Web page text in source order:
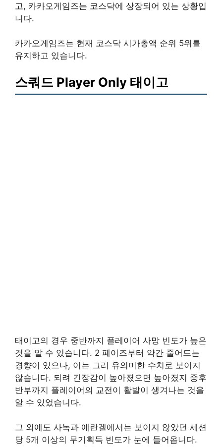
고, 카카오게임즈는 코스닥에 상장되어 있는 상황입
니다.
카카오게임즈는 현재 코스닥 시가총액 순위 5위를
유지하고 있습니다.
스쿼드 Player Only 태이고
태이고의 경우 중반까지 플레이어 사망 빈도가 높은
것을 알 수 있습니다. 2 페이즈부터 약간 줄어드는
경향이 있으나, 이는 그리 유의미한 수치로 보이지
않습니다. 되려 긴장감이 높아졌으면 높아졌지 중후
반부까지 플레이어의 교전이 활발이 생겨나는 것을
알 수 있었습니다.
그 외에도 사녹과 에란겔에서는 보이지 않았던 세션
당 5개 이상의 무기획득 빈도가 눈에 들어옵니다.